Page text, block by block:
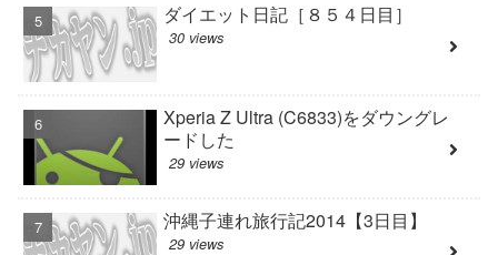
ダイエット日記［８５４日目］
30 views
Xperia Z Ultra (C6833)をダウングレ
ードした
29 views
沖縄子連れ旅行記2014【3日目】
29 views